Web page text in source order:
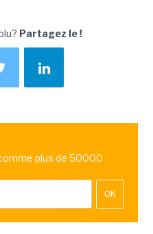
Partagez le !
plus de 50000
OK